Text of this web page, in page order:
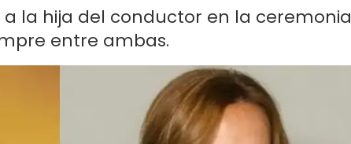
la hija del conductor en la ceremonia
entre ambas.